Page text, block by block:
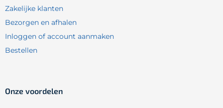
Zakelijke klanten
Bezorgen en afhalen
Inloggen of account aanmaken
Bestellen
Onze voordelen